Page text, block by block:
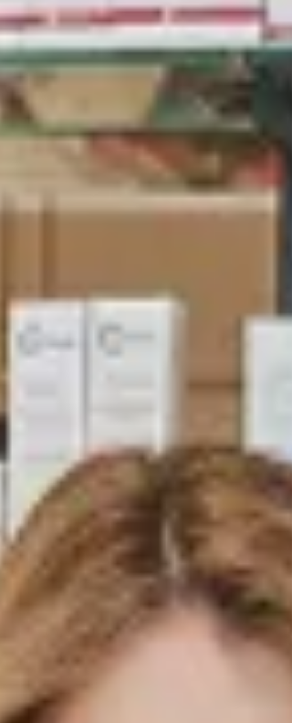
la farmacia, transmiten confianza al paciente y
contribuyen a crear un entorno profesional,
cuidado y coherente con la identidad del
establecimiento.